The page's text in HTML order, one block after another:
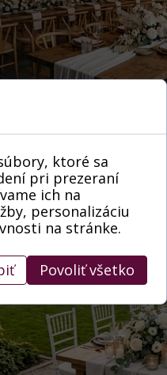
ktoré sa
pri prezeraní
ich na
personalizáciu
na stránke.
Povoliť všetko